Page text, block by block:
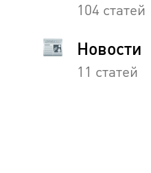
104 статей
Новости
11 статей